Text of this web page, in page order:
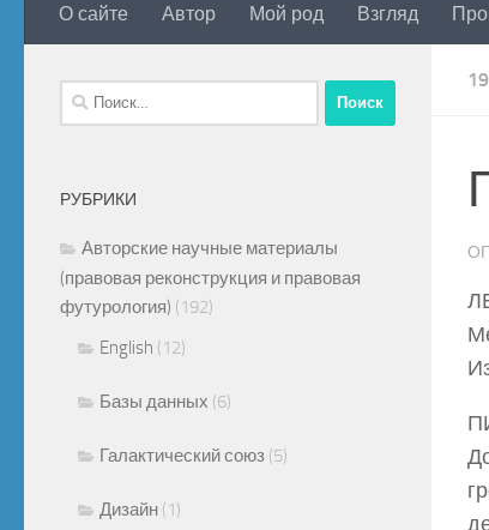
О сайте Автор Мой род Взгляд
Найти:
РУБРИКИ
Авторские научные материалы
(правовая реконструкция и правовая
футурология) (192)
English (12)
Базы данных (6)
Галактический союз (5)
Дизайн (1)